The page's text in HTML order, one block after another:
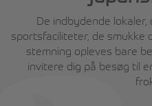
De indbydende
sportsfaciliteter, de smukke
stemning opleves bare
invitere dig på besøg til